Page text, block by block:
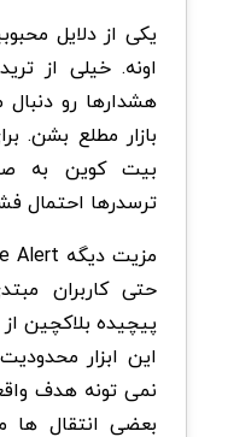
اونه. خیلی از
هشدارها رو دنبال
بازار مطلع بشن.
بیت کوین به
ترسدرها احتمال
حتی کاربران
پیچیده بلاکچین
این ابزار
نمی تونه هدف
بعضی انتقال ها